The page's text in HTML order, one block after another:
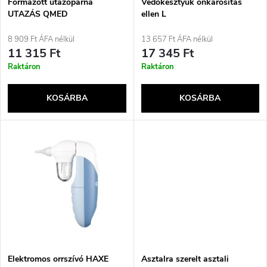
e
k
r
n
é
k
e
k
l
UTAZÁS QMED
8 909 Ft ÁFA nélkül
11 315 Ft
Raktáron
KOSÁRBA
ellen L
13 657 Ft ÁFA nélkül
17 345 Ft
Raktáron
KOSÁRBA
Elektromos orrszívó HAXE
Asztalra szerelt asztali